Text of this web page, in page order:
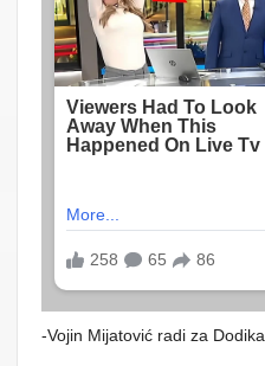
-Vojin Mijatović radi za Dodika